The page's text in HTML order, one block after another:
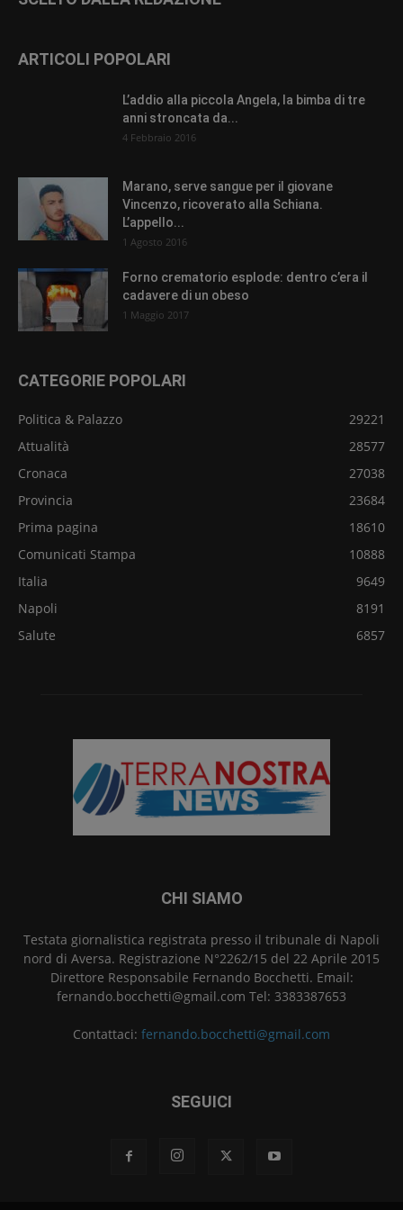
ARTICOLI POPOLARI
L’addio alla piccola Angela, la bimba di tre
anni stroncata da...
4 Febbraio 2016
Marano, serve sangue per il giovane
Vincenzo, ricoverato alla Schiana.
L’appello...
1 Agosto 2016
Forno crematorio esplode: dentro c’era il
cadavere di un obeso
1 Maggio 2017
CATEGORIE POPOLARI
Politica & Palazzo
29221
Attualità
28577
Cronaca
27038
Provincia
23684
Prima pagina
18610
Comunicati Stampa
10888
Italia
9649
Napoli
8191
Salute
6857
CHI SIAMO
Testata giornalistica registrata presso il tribunale di Napoli
nord di Aversa. Registrazione N°2262/15 del 22 Aprile 2015
Direttore Responsabile Fernando Bocchetti. Email:
fernando.bocchetti@gmail.com Tel: 3383387653
Contattaci: fernando.bocchetti@gmail.com
SEGUICI